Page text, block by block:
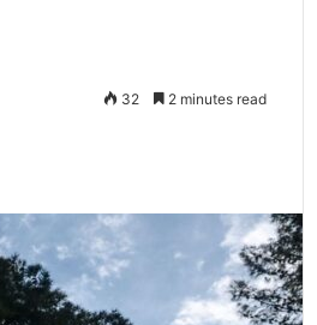
32 2 minutes read